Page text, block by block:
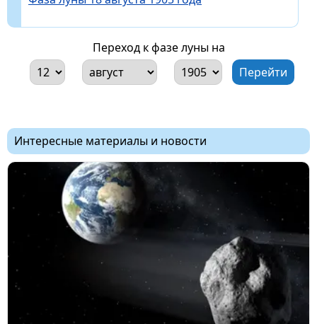
Переход к фазе луны на
Интересные материалы и новости